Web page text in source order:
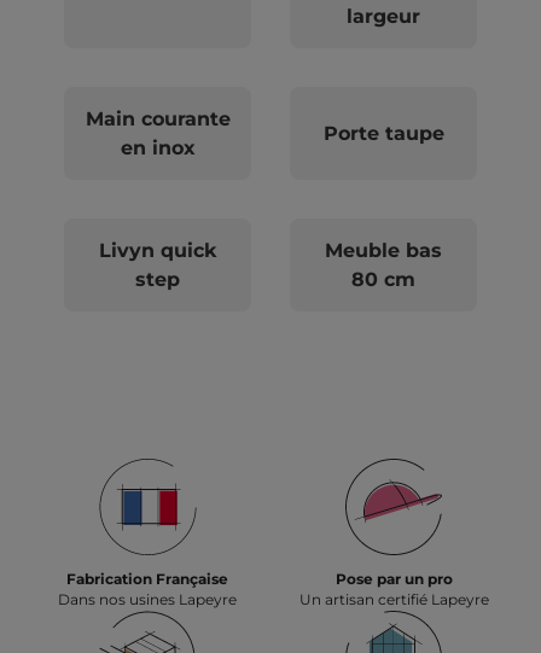
largeur
Main courante
en inox
Porte taupe
Livyn quick
step
Meuble bas
80 cm
Fabrication Française
Dans nos usines Lapeyre
Pose par un pro
Un artisan certifié Lapeyre